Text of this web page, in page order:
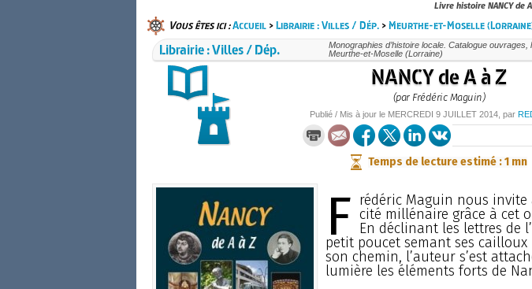
Livre histoire NANCY de
Vous êtes ici :Accueil>Librairie : Villes / Dép.>Meurthe-et-Moselle
Librairie : Villes / Dép.
Monographies d’histoire locale. Catalogue
Meurthe-et-Moselle (Lorraine)
NANCY de A à Z
(par Frédéric Maguin)
Publié / Mis à jour le MERCREDI 9 JUILLET 2014, par
Temps de lecture estimé : 1 mn
F rédéric Maguin nous invite
cité millénaire grâce à cet
En déclinant les lettres de
petit poucet semant ses
son chemin, l’auteur s’est
lumière les éléments forts de